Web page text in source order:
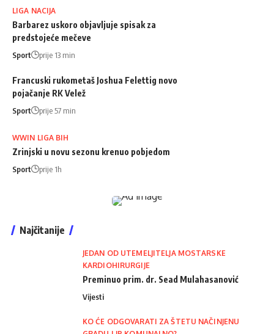
LIGA NACIJA
Barbarez uskoro objavljuje spisak za
predstojeće mečeve
Sport prije 13 min
Francuski rukometaš Joshua Felettig novo
pojačanje RK Velež
Sport prije 57 min
WWIN LIGA BIH
Zrinjski u novu sezonu krenuo pobjedom
Sport prije 1h
Najčitanije
JEDAN OD UTEMELJITELJA MOSTARSKE
KARDIOHIRURGIJE
Preminuo prim. dr. Sead Mulahasanović
Vijesti
KO ĆE ODGOVARATI ZA ŠTETU NAČINJENU